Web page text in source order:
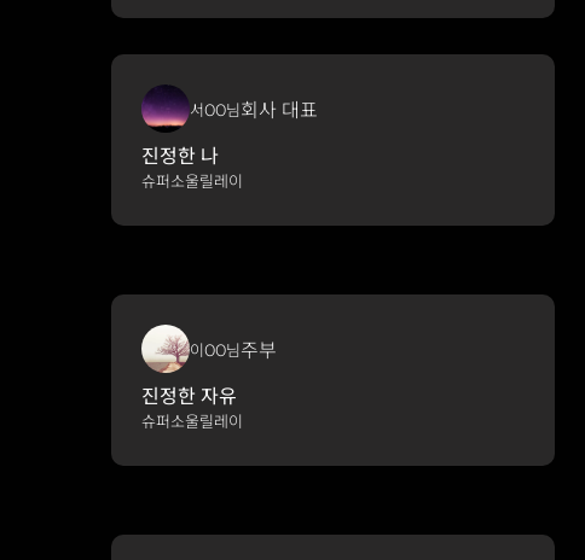
서OO님회사 대표
진정한 나
슈퍼소울릴레이
이OO님주부
진정한 자유
슈퍼소울릴레이